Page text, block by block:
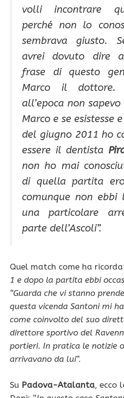
volli incontrare
perché non lo
sembrava giusto.
avrei dovuto dire
frase di questo
Marco il
all’epoca non
Marco e se esistesse
del giugno 2011 ho
essere il dentista
non ho mai
di quella partita
comunque non ebbi
una particolare
parte dell’Ascoli”.
Quel match come ha
1 e dopo la partita ebbi
“Guarda che vi stanno
questa vicenda Santoni mi
come coinvolto del suo
direttore sportivo del
portieri. In pratica le notizie
arrivavano da lui“.
Su Padova-Atalanta, ecco